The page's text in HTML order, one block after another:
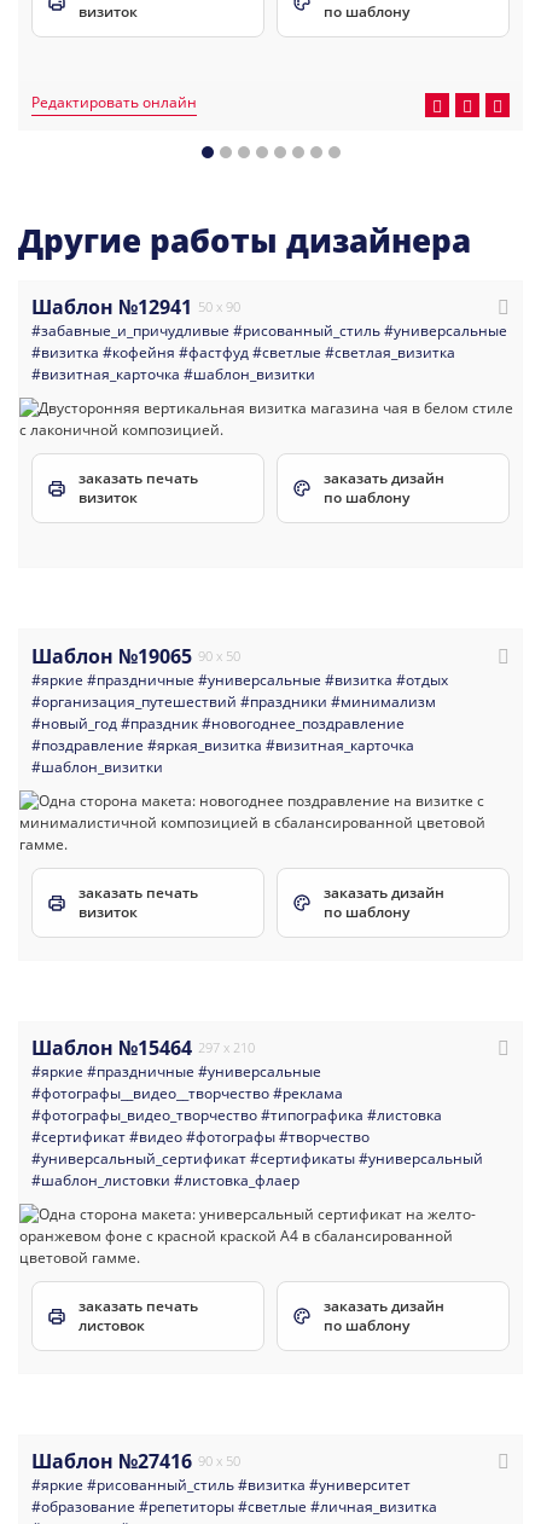
визиток
по шаблону
Редактировать онлайн
Другие работы дизайнера
Шаблон №12941 50 x 90
#забавные_и_причудливые #рисованный_стиль#универсальные
#визитка #кофейня #фастфуд#светлые #светлая_визитка
#визитная_карточка #шаблон_визитки
заказать печать
визиток
заказать дизайн
по шаблону
Шаблон №19065 90 x 50
#яркие #праздничные #универсальные #визитка #отдых
#организация_путешествий #праздники #минимализм
#новый_год#праздник#новогоднее_поздравление
#поздравление #яркая_визитка #визитная_карточка
#шаблон_визитки
заказать печать
визиток
заказать дизайн
по шаблону
Шаблон №15464 297 x 210
#яркие #праздничные #универсальные
#фотографы__видео__творчество#реклама
#фотографы_видео_творчество#типографика #листовка
#сертификат#видео#фотографы#творчество
#универсальный_сертификат#сертификаты#универсальный
#шаблон_листовки #листовка_флаер
заказать печать
листовок
заказать дизайн
по шаблону
Шаблон №27416 90 x 50
#яркие #рисованный_стиль#визитка #университет
#образование #репетиторы#светлые #личная_визитка